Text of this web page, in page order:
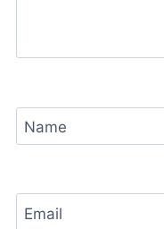
Name
Email